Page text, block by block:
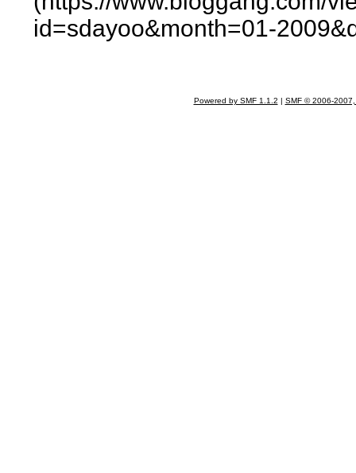
id=sdayoo&month=01-
Powered by SMF 1.1.2 | SMF © 2006-